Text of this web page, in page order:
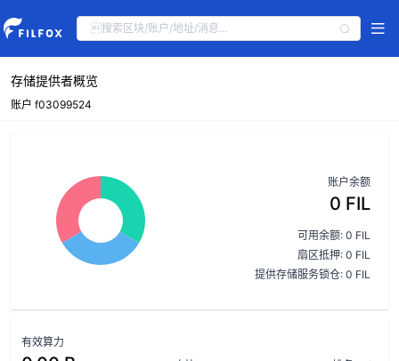
存储提供者概览
账户 f03099524
账户余额
0 FIL
可用余额: 0 FIL
扇区抵押: 0 FIL
提供存储服务锁仓: 0 FIL
有效算力